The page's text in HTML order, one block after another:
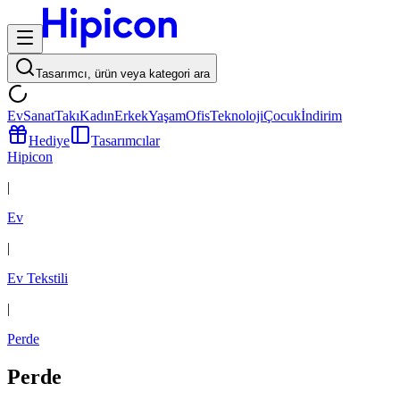
Tasarımcı, ürün veya kategori ara
EvSanatTakıKadınErkekYaşamOfisTeknolojiÇocukİndirim
Hediye
Tasarımcılar
Hipicon
|
Ev
|
Ev Tekstili
|
Perde
Perde